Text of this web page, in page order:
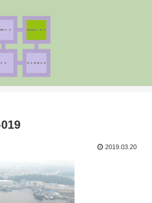
2019.03.20